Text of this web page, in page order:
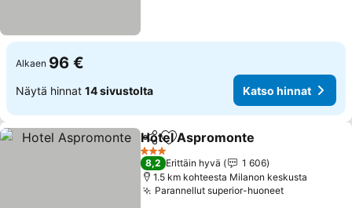
Alkaen 96 €
Näytä hinnat 14 sivustolta Katso hinnat
Jaa Lisää suosikkeihin
Hotel Aspromonte
3 Tähtiluokitus
8,2 Erittäin hyvä
1 606
1.5 km kohteesta Milanon keskusta
Parannellut superior-huoneet